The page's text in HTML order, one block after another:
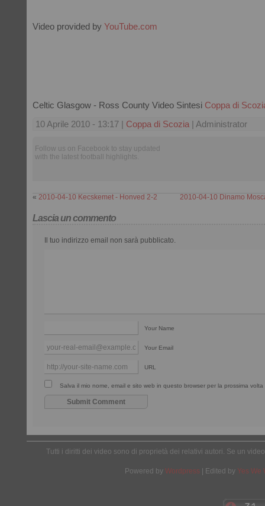
Video provided by YouTube.com
Celtic Glasgow - Ross County Video Sintesi Coppa di
10 Aprile 2010 - 13:17 | Coppa di Scozia | Administrator
Follow us on Facebook to stay updated
with the latest football highlights.
« 2010-04-10 Kecskemet - Honved 2-2 2010-04-10 Dinamo
Lascia un commento
Il tuo indirizzo email non sarà pubblicato.
Your Name
Your Email
URL
Salva il mio nome, email e sito web in questo browser per la prossima
Tutti i diritti dei video sono di proprietà dei relativi autori. Se un
Powered by Wordpress | Edited by Yes We